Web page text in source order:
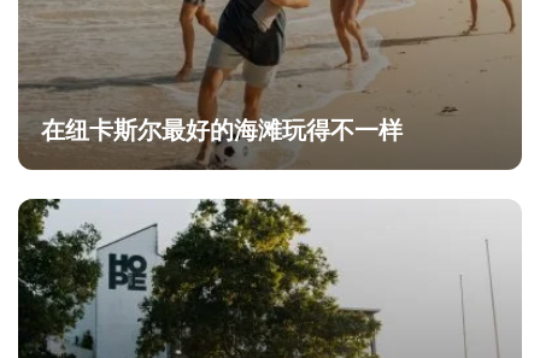
在纽卡斯尔最好的海滩玩得不一样